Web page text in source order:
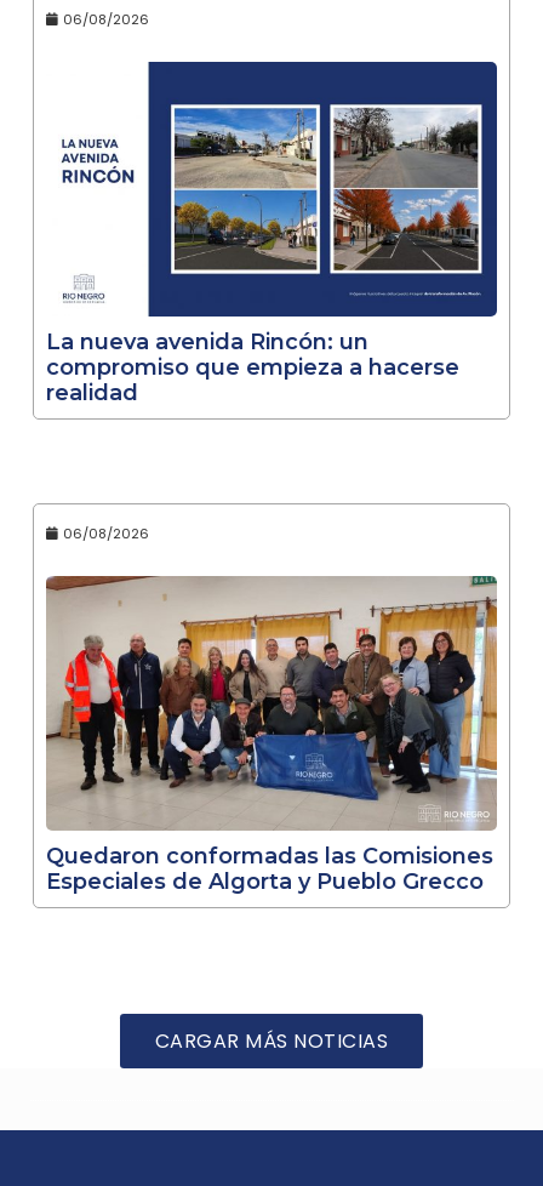
06/08/2026
La nueva avenida Rincón: un
compromiso que empieza a hacerse
realidad
06/08/2026
Quedaron conformadas las Comisiones
Especiales de Algorta y Pueblo Grecco
CARGAR MÁS NOTICIAS